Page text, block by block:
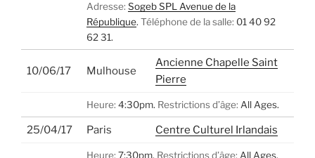
Adresse: Sogeb SPL Avenue de la
République. Téléphone de la salle: 01 40 92
62 31.
10/06/17 Mulhouse
Ancienne Chapelle Saint
Pierre
Heure: 4:30pm. Restrictions d’âge: All Ages.
25/04/17 Paris Centre Culturel Irlandais
Heure: 7:30pm. Restrictions d’âge: All Ages.